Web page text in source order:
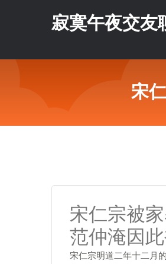
寂寞午夜交友
宋
宋仁宗被
范仲淹因
宋仁宗明道二年十二月